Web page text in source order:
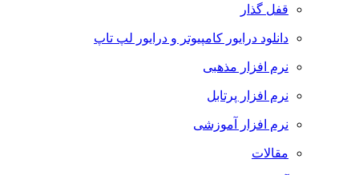
قفل گذار
دانلود درایور کامپیوتر و درایور لپ تاپ
نرم افزار مذهبی
نرم افزار پرتابل
نرم افزار آموزشی
مقالات